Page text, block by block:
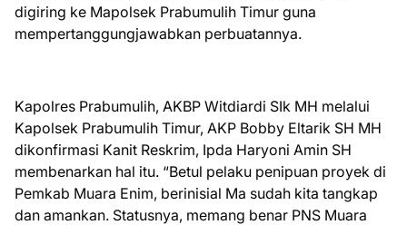
digiring ke Mapolsek Prabumulih Timur guna
mempertanggungjawabkan perbuatannya.
Kapolres Prabumulih, AKBP Witdiardi SIk MH melalui
Kapolsek Prabumulih Timur, AKP Bobby Eltarik SH MH
dikonfirmasi Kanit Reskrim, Ipda Haryoni Amin SH
membenarkan hal itu. “Betul pelaku penipuan proyek di
Pemkab Muara Enim, berinisial Ma sudah kita tangkap
dan amankan. Statusnya, memang benar PNS Muara